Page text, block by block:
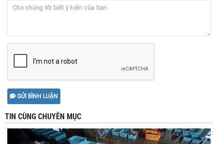
GỬI BÌNH LUẬN
TIN CÙNG CHUYÊN MỤC